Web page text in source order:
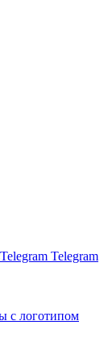
Telegram